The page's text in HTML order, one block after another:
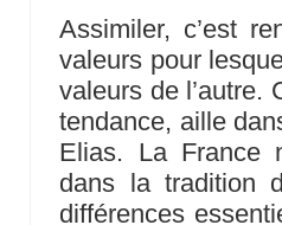
Assimiler, c’est
valeurs pour
valeurs de l’autre.
tendance, aille
Elias. La France
dans la tradition
différences